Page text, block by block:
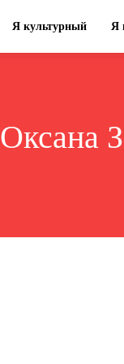
Я культурный Я
Оксана